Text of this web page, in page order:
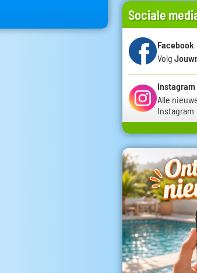
Sociale
Facebook
Volg
Instagram
Alle
Instagram